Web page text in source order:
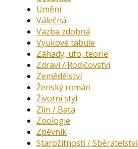
Umění
Válečná
Vazba zdobná
Výukové tabule
Záhady, ufo, teorie
Zdraví / Rodičovství
Zemědělství
Ženský román
Životní styl
Zlín / Baťa
Zoologie
Zpěvník
Starožitnosti / Sběratelství